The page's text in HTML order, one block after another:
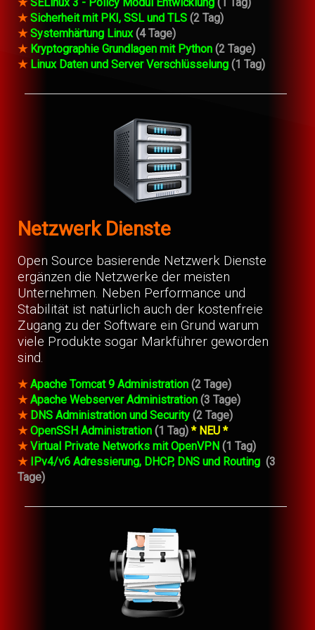
★Sicherheit mit PKI, SSL und TLS (2 Tag)
★Systemhärtung Linux (4 Tage)
★ Kryptographie Grundlagen mit Python (2 Tage)
★ Linux Daten und Server Verschlüsselung (1 Tag)
Netzwerk Dienste
Open Source basierende Netzwerk Dienste
ergänzen die Netzwerke der meisten
Unternehmen. Neben Performance und
Stabilität ist natürlich auch der kostenfreie
Zugang zu der Software ein Grund warum
viele Produkte sogar Markführer geworden
sind.
★ Apache Tomcat 9 Administration (2 Tage)
★ Apache Webserver Administration (3 Tage)
★ DNS Administration und Security (2 Tage)
★ OpenSSH Administration (1 Tag) * NEU *
★ Virtual Private Networks mit OpenVPN (1 Tag)
★ IPv4/v6 Adressierung, DHCP, DNS und Routing (3
Tage)